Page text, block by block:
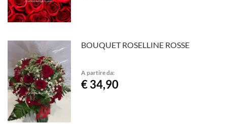
BOUQUET ROSELLINE ROSSE
A partire da:
€ 34,90